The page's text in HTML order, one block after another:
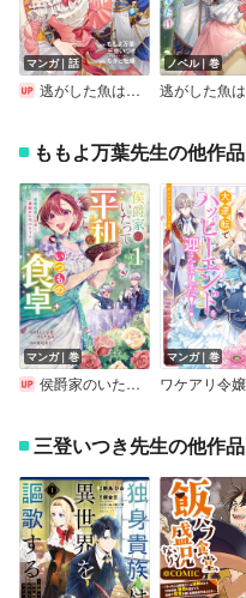
マンガ｜話
逃がした魚は大きかったが釣りあげた魚が大きすぎた件（コミック）【分冊版】
ノベル｜巻
ももよ万葉先生の他作品
マンガ｜巻
侯爵家のいたって平和ないつもの食卓～堅物侯爵は後妻に事細かに指示をする～（コミック）【デジタル版限定特典付き】
マンガ｜巻
三登いつき先生の他作品